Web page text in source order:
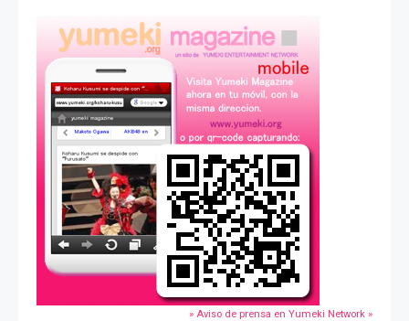
» Aviso de prensa en Yumeki Network »